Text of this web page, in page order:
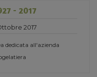
- 2017
2017
dedicata all'azienda